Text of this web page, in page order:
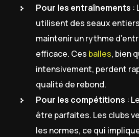
Pour les entraînements :
utilisent des seaux
maintenir un rythme
efficace. Ces balles, bien
intensivement, perdent
qualité de rebond.
Pour les compétitions :
être parfaites. Les clubs
les normes, ce qui